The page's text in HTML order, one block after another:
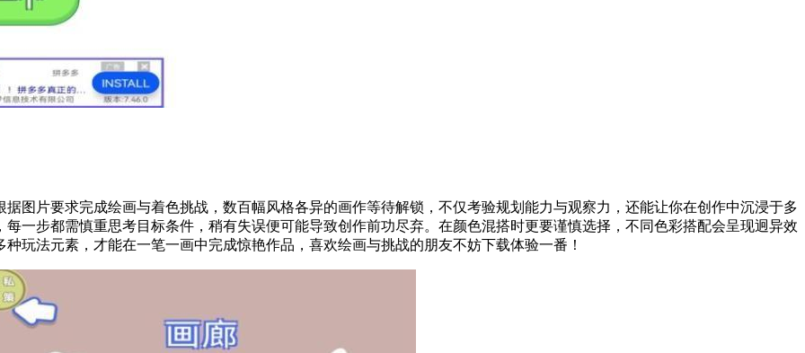
图片要求完成绘画与着色挑战，数百幅风格各异的画作等待解锁，不仅考验规划能力与观察力，还能让你在创作中沉浸于多
一步都需慎重思考目标条件，稍有失误便可能导致创作前功尽弃。在颜色混搭时更要谨慎选择，不同色彩搭配会呈现迥异效
玩法元素，才能在一笔一画中完成惊艳作品，喜欢绘画与挑战的朋友不妨下载体验一番！